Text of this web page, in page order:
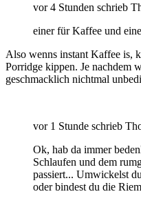
vor 4 Stunden schrieb
einer für Kaffee und
Also wenns instant Kaffee is,
Porridge kippen. Je nachdem
geschmacklich nichtmal
vor 1 Stunde schrieb
Ok, hab da immer
Schlaufen und dem
passiert... Umwickelst
oder bindest du die